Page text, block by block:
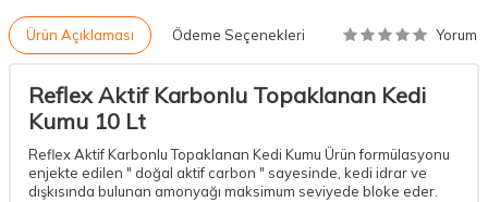
Ürün Açıklaması Ödeme Seçenekleri Yorum
Reflex Aktif Karbonlu Topaklanan Kedi
Kumu 10 Lt
Reflex Aktif Karbonlu Topaklanan Kedi Kumu Ürün formülasyonu
enjekte edilen " doğal aktif carbon " sayesinde, kedi idrar ve
dışkısında bulunan amonyağı maksimum seviyede bloke eder.